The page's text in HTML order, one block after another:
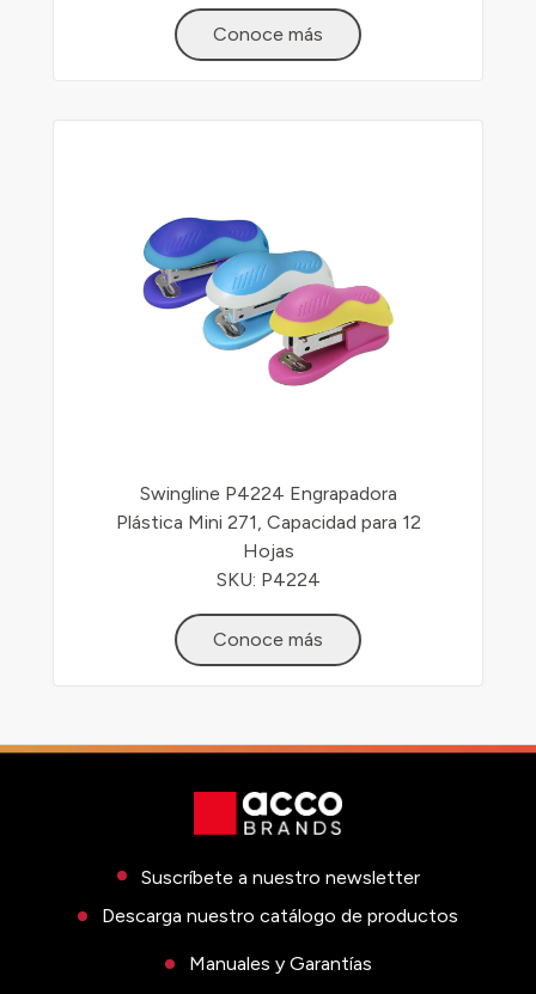
Conoce más
Swingline P4224 Engrapadora
Plástica Mini 271, Capacidad para 12
Hojas
SKU: P4224
Conoce más
Suscríbete a nuestro newsletter
Descarga nuestro catálogo de productos
Manuales y Garantías